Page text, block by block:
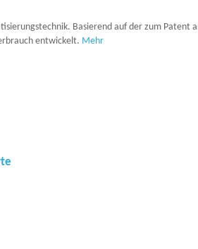
Basierend auf der zum Patent
entwickelt. Mehr